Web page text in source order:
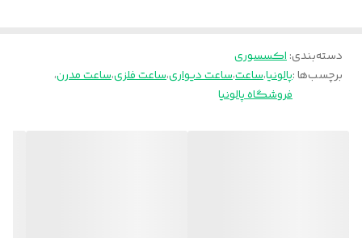
دسته‌بندی:اکسسوری
برچسب‌ها :پالونیا،ساعت،ساعت دیواری،ساعت فلزی،ساعت مدرن،
فروشگاه پالونیا